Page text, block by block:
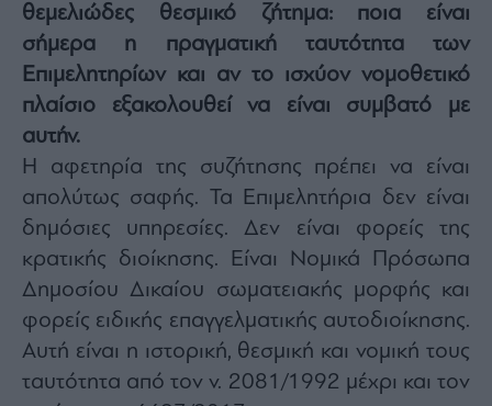
Fashion
&
Art
Watches
Yachts
Table
For
Two
Μετοχές
Αγορές
Trader's
book
θεμελιώδες θεσμικό ζήτημα: ποια είναι
σήμερα η πραγματική ταυτότητα των
Επιμελητηρίων και αν το ισχύον νομοθετικό
πλαίσιο εξακολουθεί να είναι συμβατό με
αυτήν.
Η αφετηρία της συζήτησης πρέπει να είναι
απολύτως σαφής. Τα Επιμελητήρια δεν είναι
δημόσιες υπηρεσίες. Δεν είναι φορείς της
κρατικής διοίκησης. Είναι Νομικά Πρόσωπα
Δημοσίου Δικαίου σωματειακής μορφής και
φορείς ειδικής επαγγελματικής αυτοδιοίκησης.
Αυτή είναι η ιστορική, θεσμική και νομική τους
ταυτότητα από τον ν. 2081/1992 μέχρι και τον